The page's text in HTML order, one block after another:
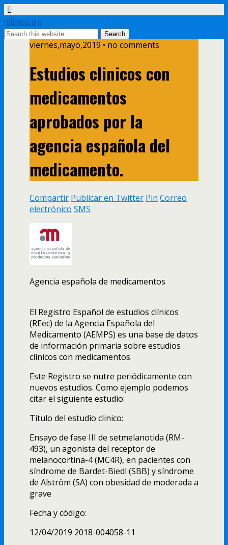
retinosis.org
viernes,mayo,2019 • no comments
Estudios clinicos con
medicamentos
aprobados por la
agencia española del
medicamento.
Compartir Publicar en Twitter Pin Correo
electrónico SMS
Agencia española de medicamentos
El Registro Español de estudios clínicos
(REec) de la Agencia Española del
Medicamento (AEMPS) es una base de datos
de información primaria sobre estudios
clínicos con medicamentos
Este Registro se nutre periódicamente con
nuevos estudios. Como ejemplo podemos
citar el siguiente estudio:
Titulo del estudio clinico:
Ensayo de fase III de setmelanotida (RM-
493), un agonista del receptor de
melanocortina-4 (MC4R), en pacientes con
síndrome de Bardet-Biedl (SBB) y síndrome
de Alström (SA) con obesidad de moderada a
grave
Fecha y código:
12/04/2019 2018-004058-11